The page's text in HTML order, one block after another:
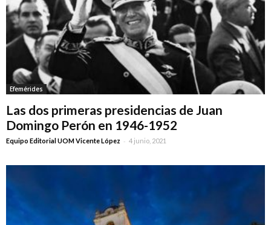
Efemérides
Las dos primeras presidencias de Juan
Domingo Perón en 1946-1952
Equipo Editorial UOM Vicente López - 4 junio, 2021